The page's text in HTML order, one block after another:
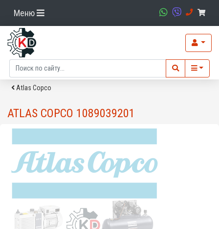
Меню
Atlas Copco
ATLAS COPCO 1089039201